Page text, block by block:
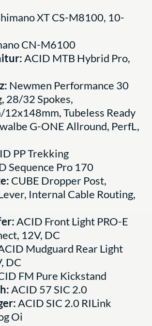
XT CS-M8100, 10-
CN-M6100
ACID MTB Hybrid Pro,
Newmen Performance 30
28/32 Spokes,
Tubeless Ready
G-ONE Allround, PerfL,
PP Trekking
Sequence Pro 170
CUBE Dropper Post,
Internal Cable Routing,
ACID Front Light PRO-E
12V, DC
Mudguard Rear Light
DC
FM Pure Kickstand
ACID 57 SIC 2.0
ACID SIC 2.0 RILink
Oi